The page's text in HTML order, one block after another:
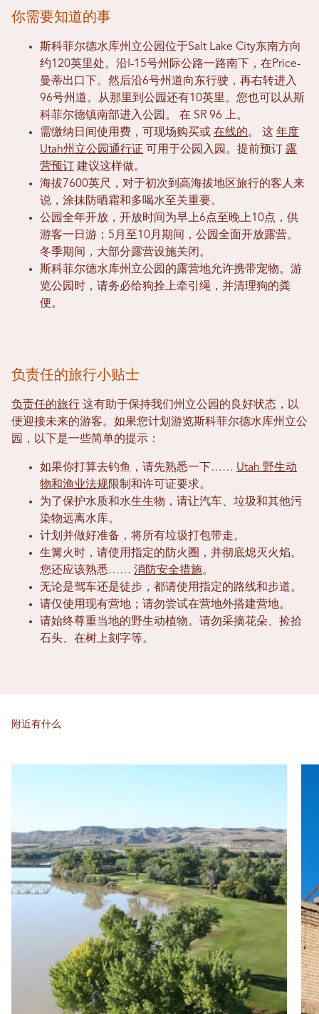
你需要知道的事
斯科菲尔德水库州立公园位于Salt Lake City东南方向
约120英里处。沿I-15号州际公路一路南下，在Price-
曼蒂出口下。然后沿6号州道向东行驶，再右转进入
96号州道。从那里到公园还有10英里。您也可以从斯
科菲尔德镇南部进入公园。 在 SR 96 上。
需缴纳日间使用费，可现场购买或 在线的。 这 年度
Utah州立公园通行证 可用于公园入园。提前预订 露
营预订
建议这样做。
海拔7600英尺，对于初次到高海拔地区旅行的客人来
说，涂抹防晒霜和多喝水至关重要。
公园全年开放，开放时间为早上6点至晚上10点，供
游客一日游；5月至10月期间，公园全面开放露营。
冬季期间，大部分露营设施关闭。
斯科菲尔德水库州立公园的露营地允许携带宠物。游
览公园时，请务必给狗拴上牵引绳，并清理狗的粪
便。
负责任的旅行小贴士
负责任的旅行 这有助于保持我们州立公园的良好状态，以
便迎接未来的游客。如果您计划游览斯科菲尔德水库州立公
园，以下是一些简单的提示：
如果你打算去钓鱼，请先熟悉一下…… Utah 野生动
物和渔业法规限制和许可证要求。
为了保护水质和水生生物，请让汽车、垃圾和其他污
染物远离水库。
计划并做好准备，将所有垃圾打包带走。
生篝火时，请使用指定的防火圈，并彻底熄灭火焰。
您还应该熟悉…… 消防安全措施。
无论是驾车还是徒步，都请使用指定的路线和步道。
请仅使用现有营地；请勿尝试在营地外搭建营地。
请始终尊重当地的野生动植物。请勿采摘花朵、捡拾
石头、在树上刻字等。
附近有什么